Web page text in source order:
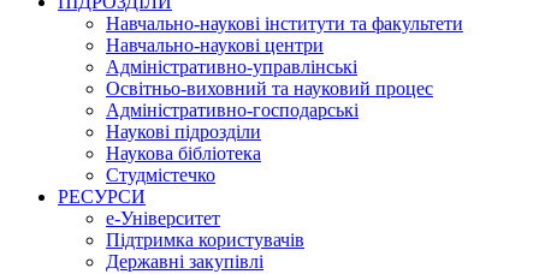
Навчально-наукові інститути та факультети
Навчально-наукові центри
Адміністративно-управлінські
Освітньо-виховний та науковий процес
Адміністративно-господарські
Наукові підрозділи
Наукова бібліотека
Студмістечко
РЕСУРСИ
е-Університет
Підтримка користувачів
Державні закупівлі